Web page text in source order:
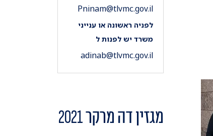
Pninam@tlvmc.gov.il
לפניה ראשונה או ענייני
משרד יש לפנות ל
adinab@tlvmc.gov.il
מגזין דה מרקר 2021